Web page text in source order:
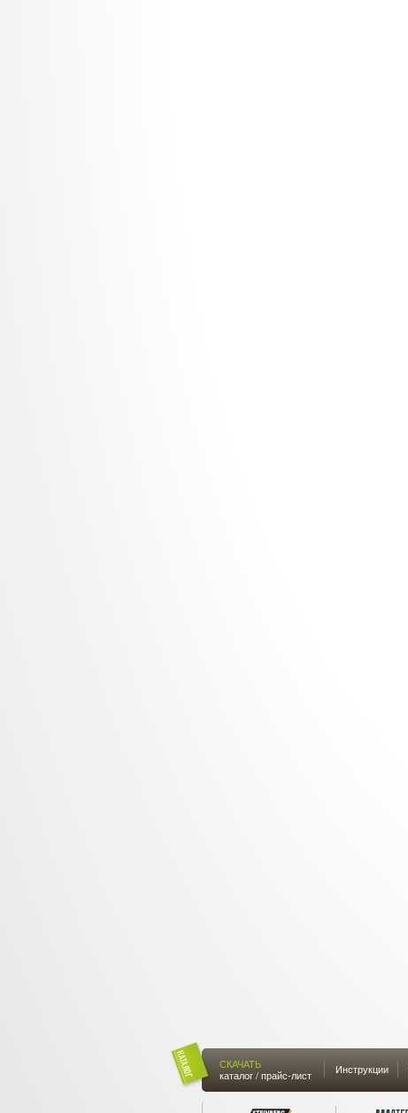
СКАЧАТЬ
каталог / прайс-лист
Инструкции